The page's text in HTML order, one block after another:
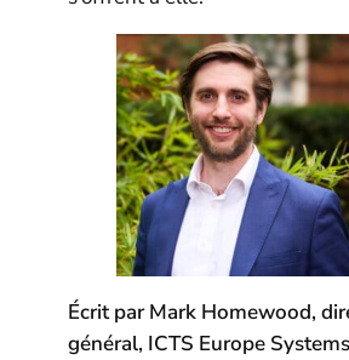
Écrit par Mark Homewood,
général, ICTS Europe Systems